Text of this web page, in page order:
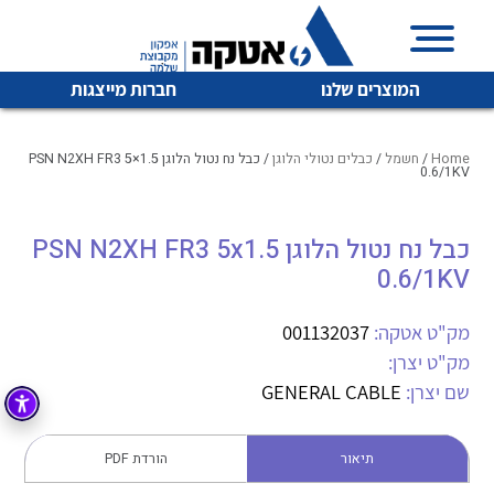
המוצרים שלנו חברות מייצגות
איכות | שרות | זמינות
אטקה בע”מ היא החברה הגדולה והמובילה בישראל בשיווק
מיתוג, בקרה , ואינסטלציה חשמלית ופעילה ב7 תחומים:
חשמל
קופסאות וארונות לחשמל, בקרה ואלקטרוניקה
לכל מוצרי היצרן לכל מוצרי היצרן
לכל מוצרי היצרן לכל מוצרי היצרן
Home
/ חשמל / כבלים נטולי הלוגן / כבל נח נטול הלוגן PSN N2XH FR3 5×1.5
0.6/1KV
כבל נח נטול הלוגן PSN N2XH FR3 5x1.5
0.6/1KV
מק"ט אטקה: 001132037
מק"ט יצרן:
שם יצרן: GENERAL CABLE
תיאור הורדת PDF